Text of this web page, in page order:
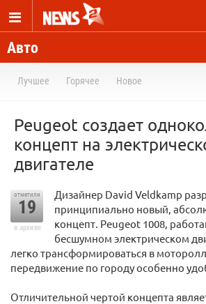
Авто
Лучшее Горячее Новое
Peugeot создает
концепт на
двигателе
отметили
19
в архиве
Дизайнер David Veldkamp
принципиально новый,
концепт. Peugeot 1008,
бесшумном электрическом
легко трансформироваться в
передвижение по городу особенно
Отличительной чертой концепта